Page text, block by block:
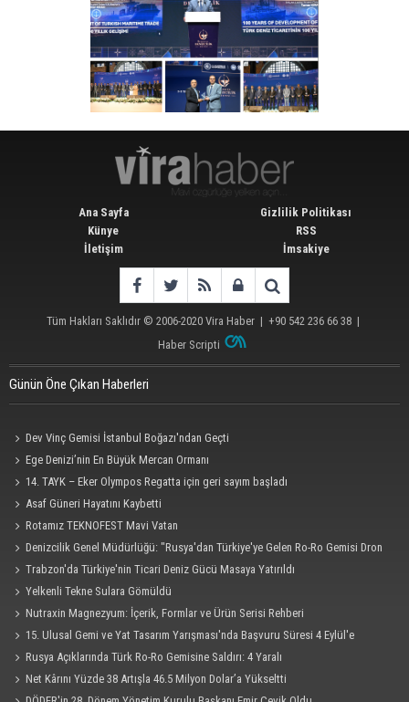
Ana Sayfa
Künye
İletişim
Gizlilik Politikası
RSS
İmsakiye
Tüm Hakları Saklıdır © 2006-2020 Vira Haber | +90 542 236 66 38 |
Haber Scripti
Günün Öne Çıkan Haberleri
Dev Vinç Gemisi İstanbul Boğazı'ndan Geçti
Ege Denizi’nin En Büyük Mercan Ormanı
14. TAYK – Eker Olympos Regatta için geri sayım başladı
Asaf Güneri Hayatını Kaybetti
Rotamız TEKNOFEST Mavi Vatan
Denizcilik Genel Müdürlüğü: "Rusya'dan Türkiye'ye Gelen Ro-Ro Gemisi Dron
Saldırısına Uğradı"
Trabzon'da Türkiye'nin Ticari Deniz Gücü Masaya Yatırıldı
Yelkenli Tekne Sulara Gömüldü
Nutraxin Magnezyum: İçerik, Formlar ve Ürün Serisi Rehberi
15. Ulusal Gemi ve Yat Tasarım Yarışması'nda Başvuru Süresi 4 Eylül'e
Uzatıldı
Rusya Açıklarında Türk Ro-Ro Gemisine Saldırı: 4 Yaralı
Net Kârını Yüzde 38 Artışla 46.5 Milyon Dolar’a Yükseltti